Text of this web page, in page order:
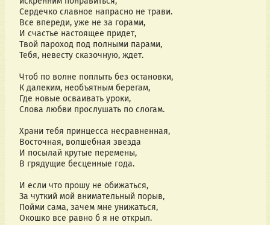
Сердечко славное напрасно не трави.
Все впереди, уже не за горами,
И счастье настоящее придет,
Твой пароход под полными парами,
Тебя, невесту сказочную, ждет.
Чтоб по волне поплыть без остановки,
К далеким, необъятным берегам,
Где новые осваивать уроки,
Слова любви прослушать по слогам.
Храни тебя принцесса несравненная,
Восточная, волшебная звезда
И посылай крутые перемены,
В грядущие бесценные года.
И если что прошу не обижаться,
За чуткий мой внимательный порыв,
Пойми сама, зачем мне унижаться,
Окошко все равно б я не открыл.